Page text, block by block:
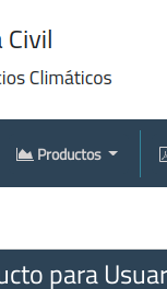
Productos
para